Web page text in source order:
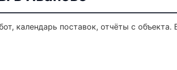
календарь поставок, отчёты с объекта.